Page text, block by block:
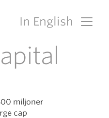
In English
miljoner
cap